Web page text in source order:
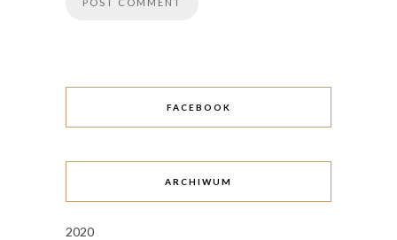
FACEBOOK
ARCHIWUM
2020